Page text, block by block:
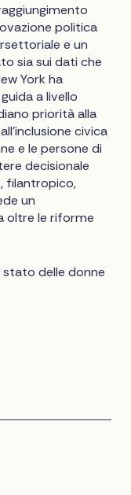
politica
e un
sia sui dati che
York ha
a livello
priorità alla
civica
e le persone di
decisionale
filantropico,
un
oltre le riforme
delle donne